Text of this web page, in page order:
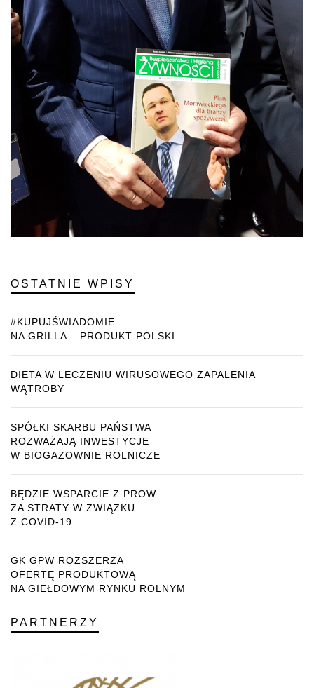
OSTATNIE WPISY
#KUPUJŚWIADOMIE
NA GRILLA – PRODUKT POLSKI
DIETA W LECZENIU WIRUSOWEGO ZAPALENIA
WĄTROBY
SPÓŁKI SKARBU PAŃSTWA
ROZWAŻAJĄ INWESTYCJE
W BIOGAZOWNIE ROLNICZE
BĘDZIE WSPARCIE Z PROW
ZA STRATY W ZWIĄZKU
Z COVID-19
GK GPW ROZSZERZA
OFERTĘ PRODUKTOWĄ
NA GIEŁDOWYM RYNKU ROLNYM
PARTNERZY